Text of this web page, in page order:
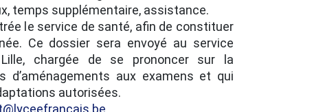
temps supplémentaire, assistance.
le service de santé, afin de constituer
Ce dossier sera envoyé au service
chargée de se prononcer sur la
d’aménagements aux examens et qui
autorisées.